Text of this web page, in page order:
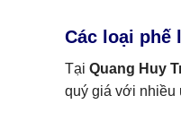
Các loại phế
Tại Quang Huy
quý giá với nhiều